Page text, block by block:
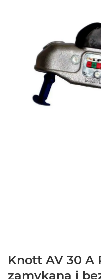
Knott AV 30 A
zamykana i